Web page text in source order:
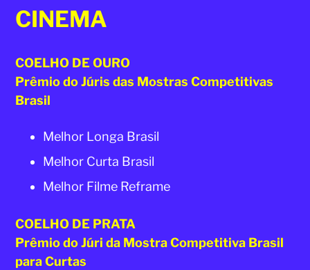
CINEMA
COELHO DE OURO
Prêmio do Júris das Mostras Competitivas
Brasil
Melhor Longa Brasil
Melhor Curta Brasil
Melhor Filme Reframe
COELHO DE PRATA
Prêmio do Júri da Mostra Competitiva Brasil
para Curtas